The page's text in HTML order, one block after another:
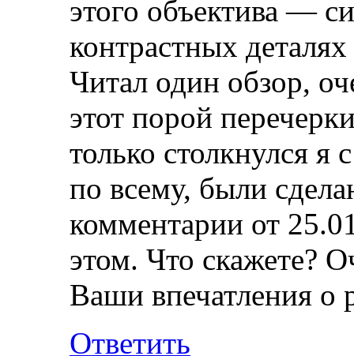
этого объектива —
контрастных
Читал один обзор,
этот порой
только столкнулся я
по всему, были
комментарии от
этом. Что скажете?
Ваши впечатления о
Ответить